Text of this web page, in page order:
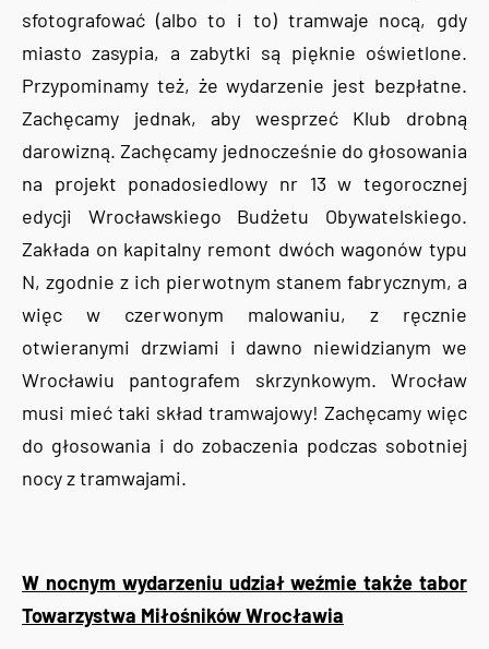
sfotografować (albo to i to) tramwaje nocą, gdy
miasto zasypia, a zabytki są pięknie oświetlone.
Przypominamy też, że wydarzenie jest bezpłatne.
Zachęcamy jednak, aby wesprzeć Klub drobną
darowizną. Zachęcamy jednocześnie do głosowania
na projekt ponadosiedlowy nr 13 w tegorocznej
edycji Wrocławskiego Budżetu Obywatelskiego.
Zakłada on kapitalny remont dwóch wagonów typu
N, zgodnie z ich pierwotnym stanem fabrycznym, a
więc w czerwonym malowaniu, z ręcznie
otwieranymi drzwiami i dawno niewidzianym we
Wrocławiu pantografem skrzynkowym. Wrocław
musi mieć taki skład tramwajowy! Zachęcamy więc
do głosowania i do zobaczenia podczas sobotniej
nocy z tramwajami.
W nocnym wydarzeniu udział weźmie także tabor
Towarzystwa Miłośników Wrocławia